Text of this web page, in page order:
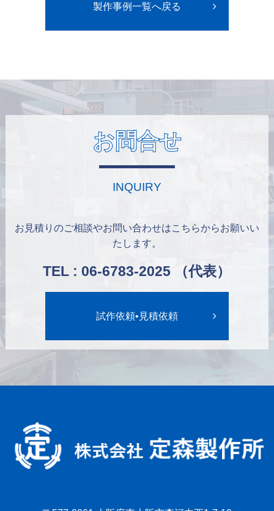
製作事例一覧へ戻る
お問合せ
INQUIRY
お見積りのご相談やお問い合わせはこちらからお願いい
たします。
TEL : 06-6783-2025 （代表）
試作依頼•見積依頼